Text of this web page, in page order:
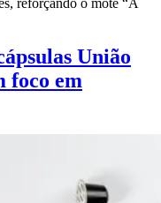
reforçando o mote “A
União
foco em